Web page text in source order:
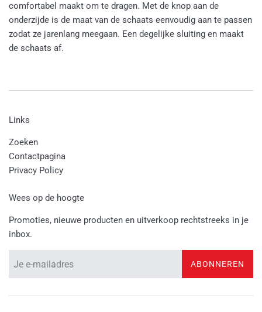
comfortabel maakt om te dragen. Met de knop aan de
onderzijde is de maat van de schaats eenvoudig aan te passen
zodat ze jarenlang meegaan. Een degelijke sluiting en maakt
de schaats af.
Links
Zoeken
Contactpagina
Privacy Policy
Wees op de hoogte
Promoties, nieuwe producten en uitverkoop rechtstreeks in je
inbox.
ABONNEREN